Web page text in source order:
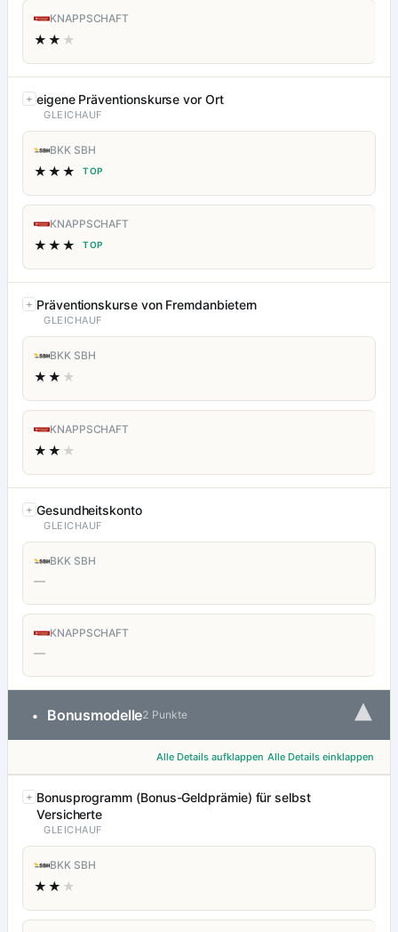
KNAPPSCHAFT
★★ ★
eigene Präventionskurse vor Ort
GLEICHAUF
BKK SBH
★★★ TOP
KNAPPSCHAFT
★★★ TOP
Präventionskurse von Fremdanbietern
GLEICHAUF
BKK SBH
★★ ★
KNAPPSCHAFT
★★ ★
Gesundheitskonto
GLEICHAUF
BKK SBH
—
KNAPPSCHAFT
—
• Bonusmodelle2 Punkte ▾
Alle Details aufklappen Alle Details einklappen
Bonusprogramm (Bonus-Geldprämie) für selbst
Versicherte
GLEICHAUF
BKK SBH
★★ ★